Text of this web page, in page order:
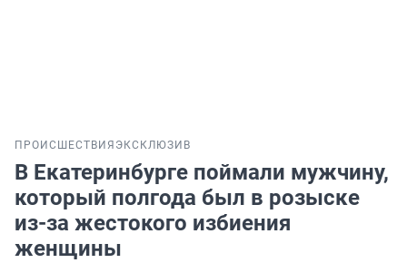
ПРОИСШЕСТВИЯ ЭКСКЛЮЗИВ
В Екатеринбурге поймали мужчину,
который полгода был в розыске
из-за жестокого избиения
женщины